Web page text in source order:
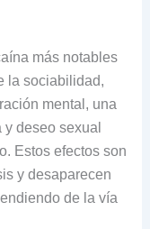
más notables
la sociabilidad,
mental, una
deseo sexual
Estos efectos son
y desaparecen
de la vía